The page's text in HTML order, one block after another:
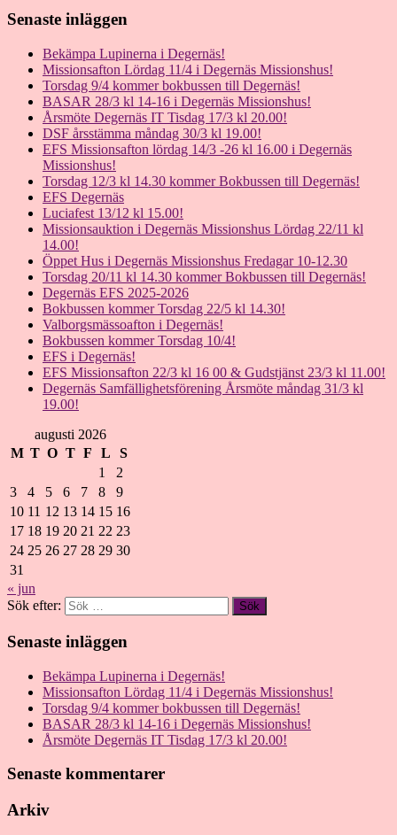
Senaste inläggen
Bekämpa Lupinerna i Degernäs!
Missionsafton Lördag 11/4 i Degernäs Missionshus!
Torsdag 9/4 kommer bokbussen till Degernäs!
BASAR 28/3 kl 14-16 i Degernäs Missionshus!
Årsmöte Degernäs IT Tisdag 17/3 kl 20.00!
DSF årsstämma måndag 30/3 kl 19.00!
EFS Missionsafton lördag 14/3 -26 kl 16.00 i Degernäs
Missionshus!
Torsdag 12/3 kl 14.30 kommer Bokbussen till Degernäs!
EFS Degernäs
Luciafest 13/12 kl 15.00!
Missionsauktion i Degernäs Missionshus Lördag 22/11 kl
14.00!
Öppet Hus i Degernäs Missionshus Fredagar 10-12.30
Torsdag 20/11 kl 14.30 kommer Bokbussen till Degernäs!
Degernäs EFS 2025-2026
Bokbussen kommer Torsdag 22/5 kl 14.30!
Valborgsmässoafton i Degernäs!
Bokbussen kommer Torsdag 10/4!
EFS i Degernäs!
EFS Missionsafton 22/3 kl 16 00 & Gudstjänst 23/3 kl 11.00!
Degernäs Samfällighetsförening Årsmöte måndag 31/3 kl
19.00!
augusti 2026
M T O T F L
S
1
2
3
4 5 6 7 8
9
10 11 12 13 14 15 16
17 18 19 20 21 22 23
24 25 26 27 28 29 30
31
« jun
Sök efter:
Senaste inläggen
Bekämpa Lupinerna i Degernäs!
Missionsafton Lördag 11/4 i Degernäs Missionshus!
Torsdag 9/4 kommer bokbussen till Degernäs!
BASAR 28/3 kl 14-16 i Degernäs Missionshus!
Årsmöte Degernäs IT Tisdag 17/3 kl 20.00!
Senaste kommentarer
Arkiv